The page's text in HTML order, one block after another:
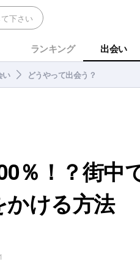
ランキング 出会い
い どうやって出会う？
％！？街中
ける方法